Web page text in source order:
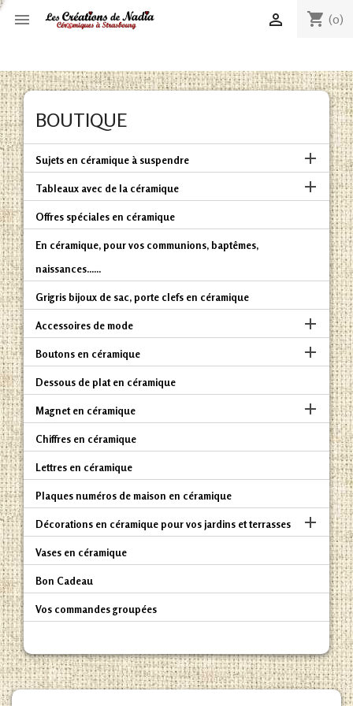
 shopping_cart (0)

BOUTIQUE
Sujets en céramique à suspendre 
Tableaux avec de la céramique 
Offres spéciales en céramique
En céramique, pour vos communions, baptêmes,
naissances......
Grigris bijoux de sac, porte clefs en céramique
Accessoires de mode 
Boutons en céramique 
Dessous de plat en céramique
Magnet en céramique 
Chiffres en céramique
Lettres en céramique
Plaques numéros de maison en céramique
Décorations en céramique pour vos jardins et terrasses 
Vases en céramique
Bon Cadeau
Vos commandes groupées